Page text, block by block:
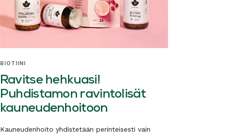
BIOTIINI
Ravitse hehkuasi!
Puhdistamon ravintolisät
kauneudenhoitoon
Kauneudenhoito yhdistetään perinteisesti vain